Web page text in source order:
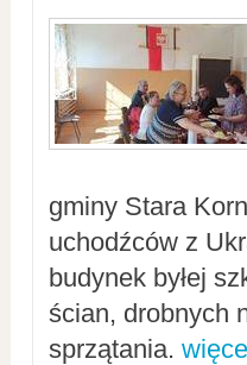
gminy Stara
uchodźców z
budynek byłej
ścian, drobnych
sprzątania.